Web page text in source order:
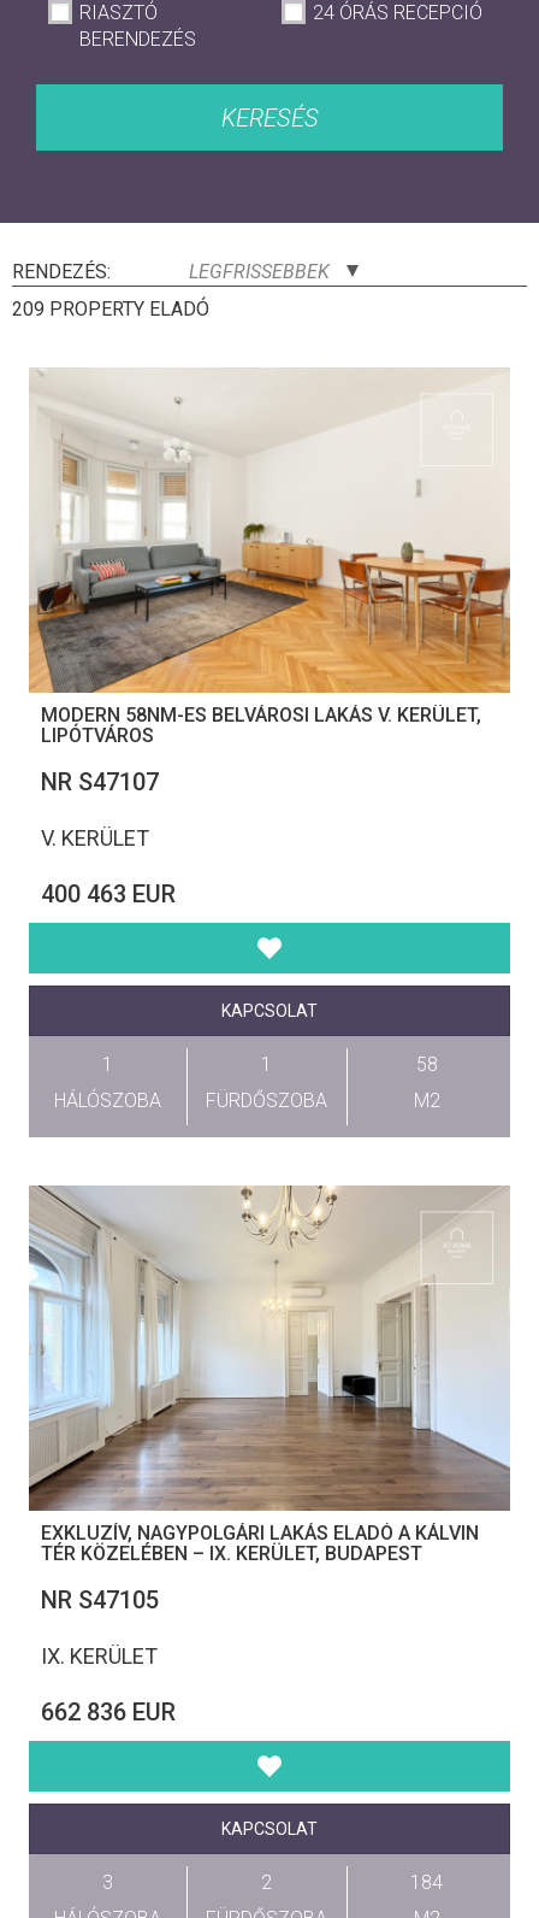
RIASZTÓ
BERENDEZÉS
24 ÓRÁS RECEPCIÓ
KERESÉS
RENDEZÉS:
LEGFRISSEBBEK
209 PROPERTY ELADÓ
MODERN 58NM-ES BELVÁROSI LAKÁS V. KERÜLET,
LIPÓTVÁROS
NR S47107
V. KERÜLET
400 463 EUR
KAPCSOLAT
1
HÁLÓSZOBA
1
FÜRDŐSZOBA
58
M2
EXKLUZÍV, NAGYPOLGÁRI LAKÁS ELADÓ A KÁLVIN
TÉR KÖZELÉBEN – IX. KERÜLET, BUDAPEST
NR S47105
IX. KERÜLET
662 836 EUR
KAPCSOLAT
3
2
184